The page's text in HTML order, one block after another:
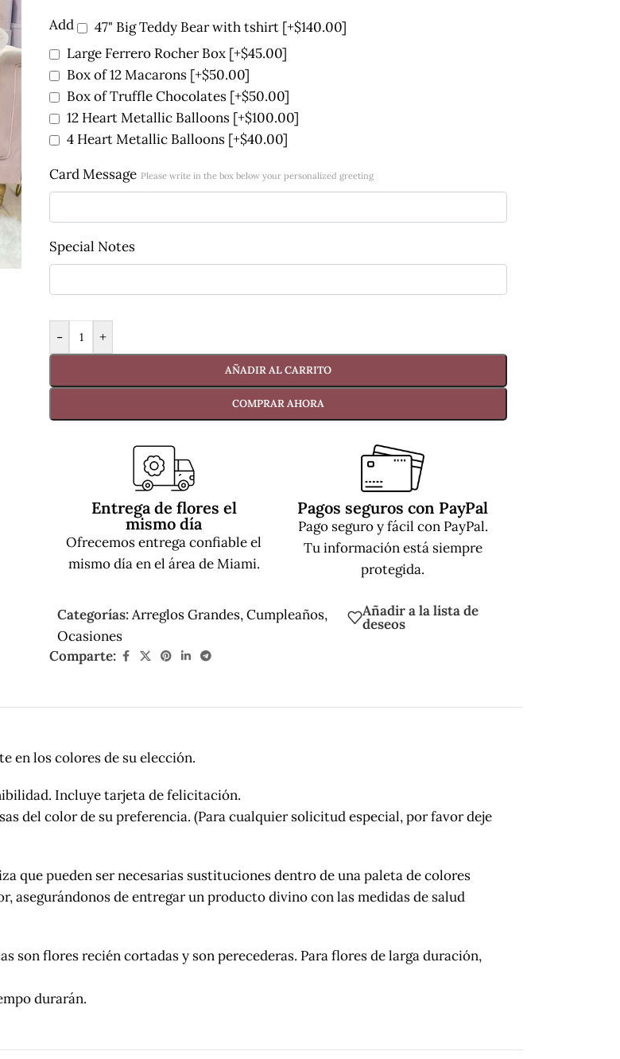
Add
47" Big Teddy Bear with tshirt [+$140.00]
Large Ferrero Rocher Box [+$45.00]
Box of 12 Macarons [+$50.00]
Box of Truffle Chocolates [+$50.00]
12 Heart Metallic Balloons [+$100.00]
4 Heart Metallic Balloons [+$40.00]
Card Message Please write in the box below your personalized greeting
Special Notes
- +
AÑADIR AL CARRITO
COMPRAR AHORA
Entrega de flores el
mismo día
Ofrecemos entrega confiable el
mismo día en el área de Miami.
Pagos seguros con PayPal
Pago seguro y fácil con PayPal.
Tu información está siempre
protegida.
Categorías:Arreglos Grandes,Cumpleaños,
Ocasiones
Añadir a la lista de
deseos
Comparte:
en los colores de su elección.
Incluye tarjeta de felicitación.
del color de su preferencia. (Para cualquier solicitud especial, por favor deje
que pueden ser necesarias sustituciones dentro de una paleta de colores
asegurándonos de entregar un producto divino con las medidas de salud
son flores recién cortadas y son perecederas. Para flores de larga duración,
durarán.